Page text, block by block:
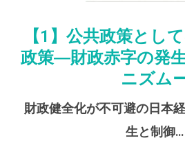
【1】公共政策とし
政策―財政赤字の発
ニズム
財政健全化が不可避の日本
生と制御…